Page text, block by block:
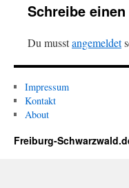
Schreibe
Du musstangemeldet
Impressum
Kontakt
About
Freiburg-